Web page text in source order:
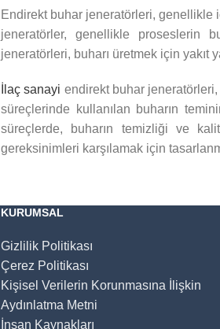
Endirekt buhar jeneratörleri, genellikle
jeneratörler, genellikle proseslerin
jeneratörleri, buharı üretmek için
İlaç sanayi endirekt buhar jeneratörleri,
süreçlerinde kullanılan buharın
süreçlerde, buharın temizliği ve
gereksinimleri karşılamak için
KURUMSAL
Gizlilik Politikası
Çerez Politikası
Kişisel Verilerin Korunmasına İlişkin
Aydınlatma Metni
İnsan Kaynakları